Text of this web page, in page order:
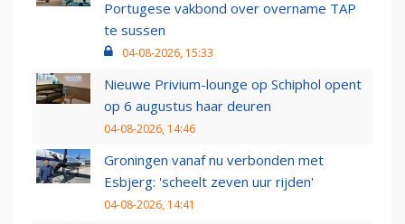
Portugese vakbond over overname TAP
te sussen
04-08-2026, 15:33
Nieuwe Privium-lounge op Schiphol opent
op 6 augustus haar deuren
04-08-2026, 14:46
Groningen vanaf nu verbonden met
Esbjerg: 'scheelt zeven uur rijden'
04-08-2026, 14:41